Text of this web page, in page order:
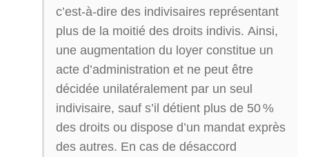
c’est-à-dire des indivisaires représentant
plus de la moitié des droits indivis. Ainsi,
une augmentation du loyer constitue un
acte d’administration et ne peut être
décidée unilatéralement par un seul
indivisaire, sauf s’il détient plus de 50 %
des droits ou dispose d’un mandat exprès
des autres. En cas de désaccord